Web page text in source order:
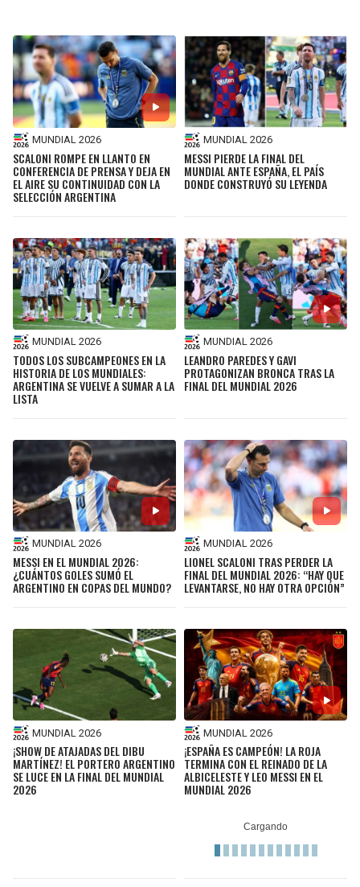
MUNDIAL 2026
SCALONI ROMPE EN LLANTO EN
CONFERENCIA DE PRENSA Y DEJA EN
EL AIRE SU CONTINUIDAD CON LA
SELECCIÓN ARGENTINA
MUNDIAL 2026
MESSI PIERDE LA FINAL DEL
MUNDIAL ANTE ESPAÑA, EL PAÍS
DONDE CONSTRUYÓ SU LEYENDA
MUNDIAL 2026
TODOS LOS SUBCAMPEONES EN LA
HISTORIA DE LOS MUNDIALES:
ARGENTINA SE VUELVE A SUMAR A LA
LISTA
MUNDIAL 2026
LEANDRO PAREDES Y GAVI
PROTAGONIZAN BRONCA TRAS LA
FINAL DEL MUNDIAL 2026
MUNDIAL 2026
MESSI EN EL MUNDIAL 2026:
¿CUÁNTOS GOLES SUMÓ EL
ARGENTINO EN COPAS DEL MUNDO?
MUNDIAL 2026
LIONEL SCALONI TRAS PERDER LA
FINAL DEL MUNDIAL 2026: “HAY QUE
LEVANTARSE, NO HAY OTRA OPCIÓN”
MUNDIAL 2026
¡SHOW DE ATAJADAS DEL DIBU
MARTÍNEZ! EL PORTERO ARGENTINO
SE LUCE EN LA FINAL DEL MUNDIAL
2026
MUNDIAL 2026
¡ESPAÑA ES CAMPEÓN! LA ROJA
TERMINA CON EL REINADO DE LA
ALBICELESTE Y LEO MESSI EN EL
MUNDIAL 2026